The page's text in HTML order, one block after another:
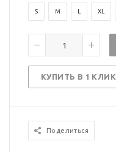
S M L XL
КУПИТЬ В 1 КЛИК
Поделиться